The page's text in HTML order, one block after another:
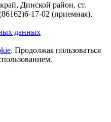
Динской район, ст.
17-02 (приемная),
данных
. Продолжая пользоваться